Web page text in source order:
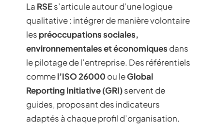
La RSEs’articule autour d’une logique
qualitative : intégrer de manière volontaire
les préoccupations sociales,
environnementales et économiques dans
le pilotage de l’entreprise. Des référentiels
commel’ISO 26000 ou leGlobal
Reporting Initiative (GRI)servent de
guides, proposant des indicateurs
adaptés à chaque profil d’organisation.